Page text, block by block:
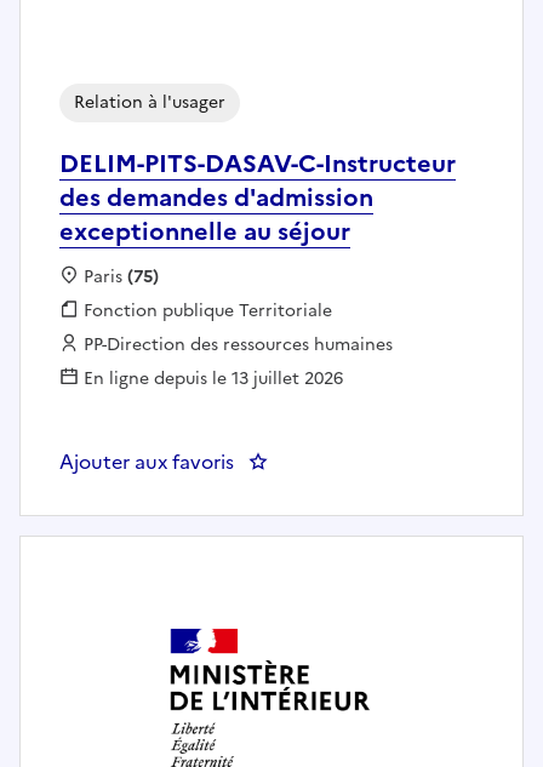
DELIM-PITS-DASAV-C-Instructeur
des demandes d'admission
exceptionnelle au séjour
Relation à l'usager
Localisation :
Paris(75)
Fonction publique :
Fonction publique Territoriale
Employeur :
PP-Direction des ressources humaines
En ligne depuis le 13 juillet 2026
Ajouter aux favoris : DELIM-PITS-DASAV-C-